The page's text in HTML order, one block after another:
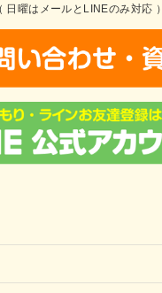
日曜はメールとLINEのみ対応 ）